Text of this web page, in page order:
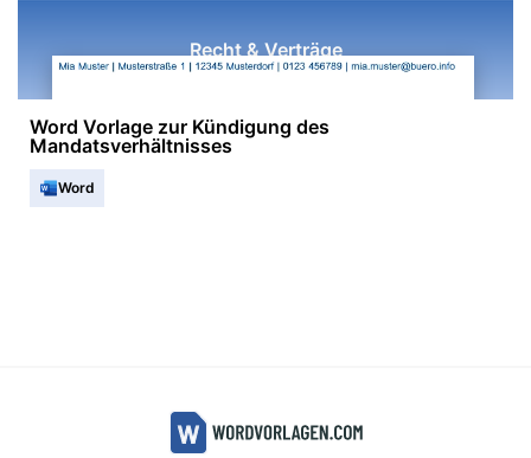
Recht & Verträge
Word Vorlage zur Kündigung des
Mandatsverhältnisses
Word